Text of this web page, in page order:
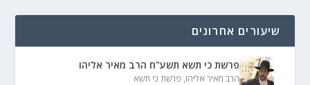
שיעורים אחרונים
פרשת כי תשא תשע"ח הרב מאיר אליהו
הרב מאיר אליהו, פרשת כי תשא